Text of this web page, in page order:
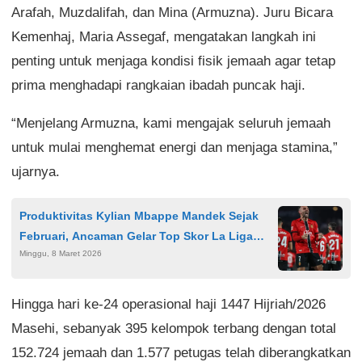
Arafah, Muzdalifah, dan Mina (Armuzna). Juru Bicara
Kemenhaj, Maria Assegaf, mengatakan langkah ini
penting untuk menjaga kondisi fisik jemaah agar tetap
prima menghadapi rangkaian ibadah puncak haji.
“Menjelang Armuzna, kami mengajak seluruh jemaah
untuk mulai menghemat energi dan menjaga stamina,”
ujarnya.
Produktivitas Kylian Mbappe Mandek Sejak
Februari, Ancaman Gelar Top Skor La Liga
Kian Nyata
Minggu, 8 Maret 2026
Hingga hari ke-24 operasional haji 1447 Hijriah/2026
Masehi, sebanyak 395 kelompok terbang dengan total
152.724 jemaah dan 1.577 petugas telah diberangkatkan